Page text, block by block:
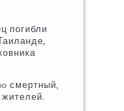
погибли
смертный,